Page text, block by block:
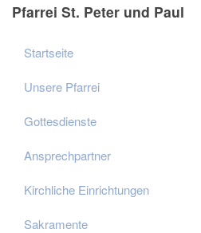
Pfarrei St. Peter und Paul
Startseite
Unsere Pfarrei
Gottesdienste
Ansprechpartner
Kirchliche Einrichtungen
Sakramente